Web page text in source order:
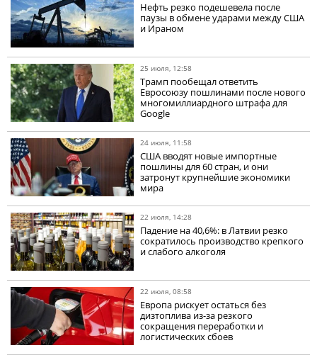
Нефть резко подешевела после
паузы в обмене ударами между США
и Ираном
25 июля, 12:58
Трамп пообещал ответить
Евросоюзу пошлинами после нового
многомиллиардного штрафа для
Google
24 июля, 11:58
США вводят новые импортные
пошлины для 60 стран, и они
затронут крупнейшие экономики
мира
22 июля, 14:28
Падение на 40,6%: в Латвии резко
сократилось производство крепкого
и слабого алкоголя
22 июля, 08:58
Европа рискует остаться без
дизтоплива из-за резкого
сокращения переработки и
логистических сбоев